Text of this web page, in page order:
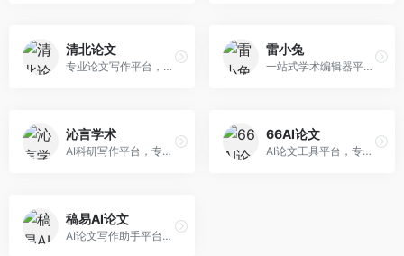
清北论文
专业论文写作平台，依托高校学术资源。面向本科生和研究生，提供论文指导、写作辅助、查重检测等服务，学术规范性强，适合追求高质量论文的用户。
雷小兔
一站式学术编辑器平台，覆盖论文写作全流程。面向高校学生和科研人员，提供选题分析、文献检索、论文生成、查重降重等服务，操作流程清晰，学术写作效率显著提升。
沁言学术
AI科研写作平台，专注于学术研究辅助。面向研究生和科研工作者，提供文献分析、研究方法指导、论文撰写等服务，学术资源丰富，研究支持全面。
66AI论文
AI论文工具平台，专注于高质量低查重论文生成。面向大学生和研究生，提供论文写作、降重修改等服务，生成内容原创度高，查重率低。
稿易AI论文
AI论文写作助手平台，提供智能化学术写作支持。面向高校学生，支持多种论文类型生成，提供参考文献管理和格式规范服务，操作流程简单。